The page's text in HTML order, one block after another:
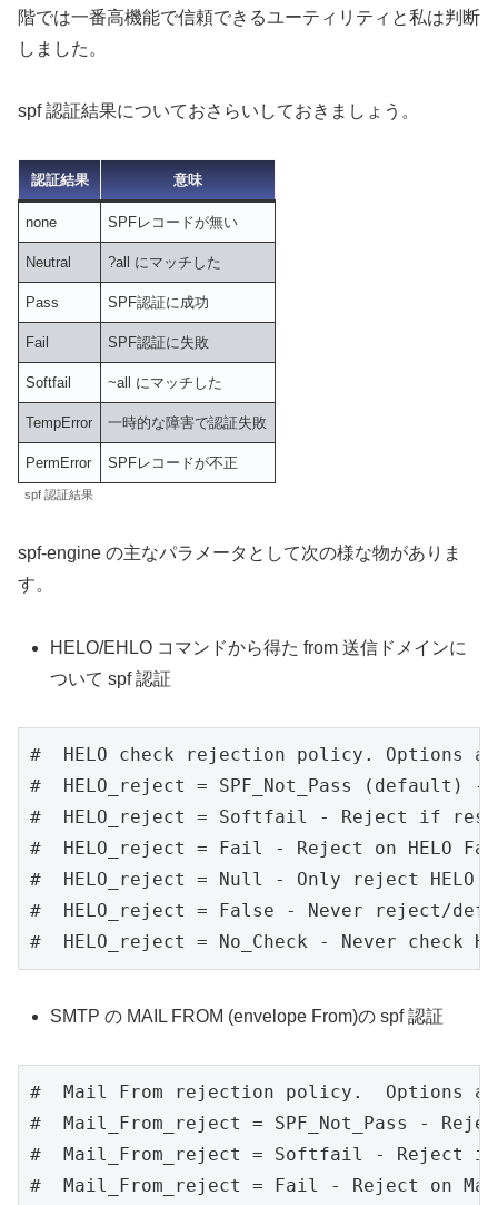
階では一番高機能で信頼できるユーティリティと私は判断
しました。
spf 認証結果についておさらいしておきましょう。
認証結果 意味
none SPFレコードが無い
Neutral ?all にマッチした
Pass SPF認証に成功
Fail SPF認証に失敗
Softfail ~all にマッチした
TempError 一時的な障害で認証失敗
PermError SPFレコードが不正
spf 認証結果
spf-engine の主なパラメータとして次の様な物がありま
す。
HELO/EHLO コマンドから得た from 送信ドメインに
ついて spf 認証
#  HELO check rejection policy. Options
#  HELO_reject = SPF_Not_Pass
#  HELO_reject = Softfail - Reject if
#  HELO_reject = Fail - Reject on HELO
#  HELO_reject = Null - Only reject
#  HELO_reject = False - Never reject/
#  HELO_reject = No_Check - Never check
SMTP の MAIL FROM (envelope From)の spf 認証
#  Mail From rejection policy.  Options
#  Mail_From_reject = SPF_Not_Pass -
#  Mail_From_reject = Softfail - Reject
#  Mail_From_reject = Fail - Reject on